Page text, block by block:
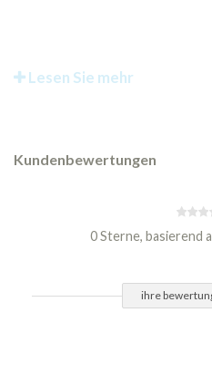
Lesen Sie mehr
Kundenbewertungen
0 Sterne, basierend
ihre